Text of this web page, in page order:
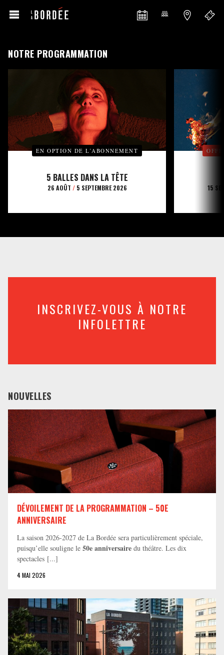
NOTRE PROGRAMMATION
EN OPTION DE L’ABONNEMENT
5 BALLES DANS LA TÊTE
26 AOÛT /5 SEPTEMBRE 2026 15
INSCRIVEZ-VOUS À NOTRE
INFOLETTRE
NOUVELLES
DÉVOILEMENT DE LA PROGRAMMATION – 50E
ANNIVERSAIRE
La saison 2026-2027 de La Bordée sera particulièrement spéciale,
puisqu’elle souligne le 50e anniversaire du théâtre. Les dix
spectacles [...]
4 MAI 2026